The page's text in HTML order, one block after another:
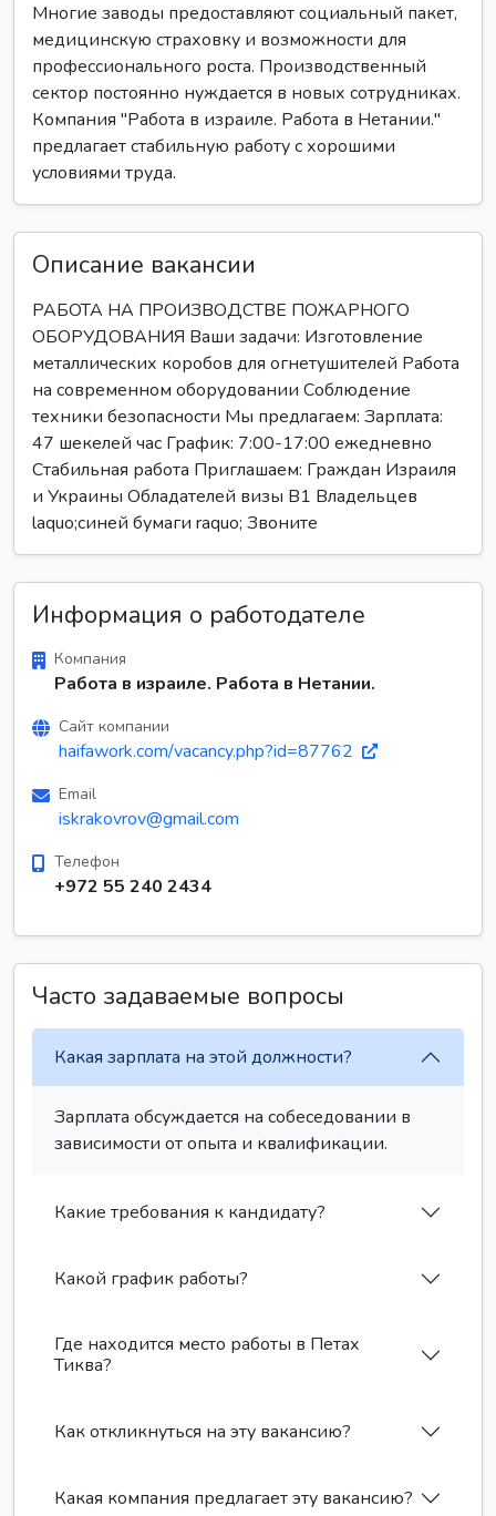
Многие заводы предоставляют социальный пакет,
медицинскую страховку и возможности для
профессионального роста. Производственный
сектор постоянно нуждается в новых сотрудниках.
Компания "Работа в израиле. Работа в Нетании."
предлагает стабильную работу с хорошими
условиями труда.
Описание вакансии
РАБОТА НА ПРОИЗВОДСТВЕ ПОЖАРНОГО
ОБОРУДОВАНИЯ Ваши задачи: Изготовление
металлических коробов для огнетушителей Работа
на современном оборудовании Соблюдение
техники безопасности Мы предлагаем: Зарплата:
47 шекелей час График: 7:00-17:00 ежедневно
Стабильная работа Приглашаем: Граждан Израиля
и Украины Обладателей визы B1 Владельцев
laquo;синей бумаги raquo; Звоните
Информация о работодателе
Компания
Работа в израиле. Работа в Нетании.
Сайт компании
haifawork.com/vacancy.php?id=87762
Email
iskrakovrov@gmail.com
Телефон
+972 55 240 2434
Часто задаваемые вопросы
Какая зарплата на этой должности?
Зарплата обсуждается на собеседовании в
зависимости от опыта и квалификации.
Какие требования к кандидату?
Какой график работы?
Где находится место работы в Петах
Тиква?
Как откликнуться на эту вакансию?
Какая компания предлагает эту вакансию?